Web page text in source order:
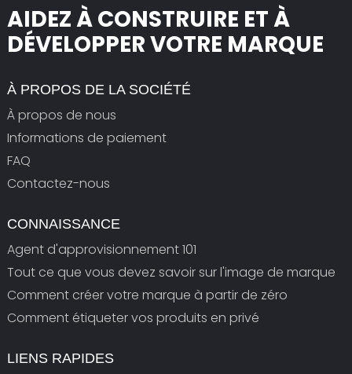
AIDEZ À CONSTRUIRE ET À
DÉVELOPPER VOTRE MARQUE
À PROPOS DE LA SOCIÉTÉ
À propos de nous
Informations de paiement
FAQ
Contactez-nous
CONNAISSANCE
Agent d'approvisionnement 101
Tout ce que vous devez savoir sur l'image de marque
Comment créer votre marque à partir de zéro
Comment étiqueter vos produits en privé
LIENS RAPIDES